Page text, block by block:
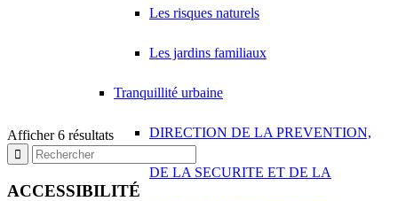
Les risques naturels
Les jardins familiaux
Tranquillité urbaine
DIRECTION DE LA PREVENTION,
DE LA SECURITE ET DE LA
Afficher 6 résultats
ACCESSIBILITÉ